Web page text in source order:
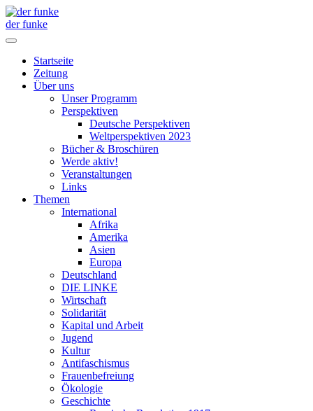
der funke
Startseite
Zeitung
Über uns
Unser Programm
Perspektiven
Deutsche Perspektiven
Weltperspektiven 2023
Bücher & Broschüren
Werde aktiv!
Veranstaltungen
Links
Themen
International
Afrika
Amerika
Asien
Europa
Deutschland
DIE LINKE
Wirtschaft
Solidarität
Kapital und Arbeit
Jugend
Kultur
Antifaschismus
Frauenbefreiung
Ökologie
Geschichte